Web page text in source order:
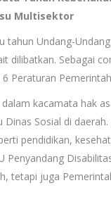
Multisektor
tahun Undang-
dilibatkan. Sebagai
6 Peraturan
dalam kacamata hak
Dinas Sosial di
pendidikan,
Penyandang
tetapi juga